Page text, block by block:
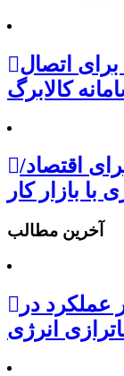
اتصال
کالابرگ
اقتصاد/
بازار کار
آخرین مطالب
عملکرد در
انرژی